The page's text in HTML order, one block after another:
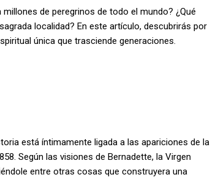
de peregrinos de todo el mundo? ¿Qué
localidad? En este artículo, descubrirás por
única que trasciende generaciones.
está íntimamente ligada a las apariciones de la
Según las visiones de Bernadette, la Virgen
entre otras cosas que construyera una